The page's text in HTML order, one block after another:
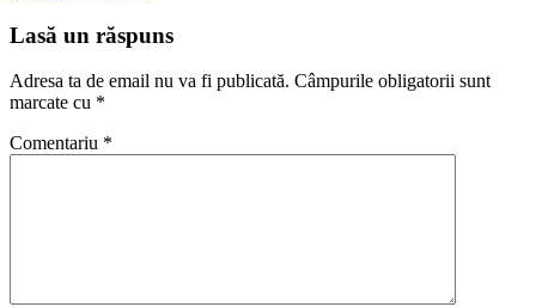
Lasă un răspuns
Adresa ta de email nu va fi publicată. Câmpurile obligatorii sunt
marcate cu *
Comentariu *